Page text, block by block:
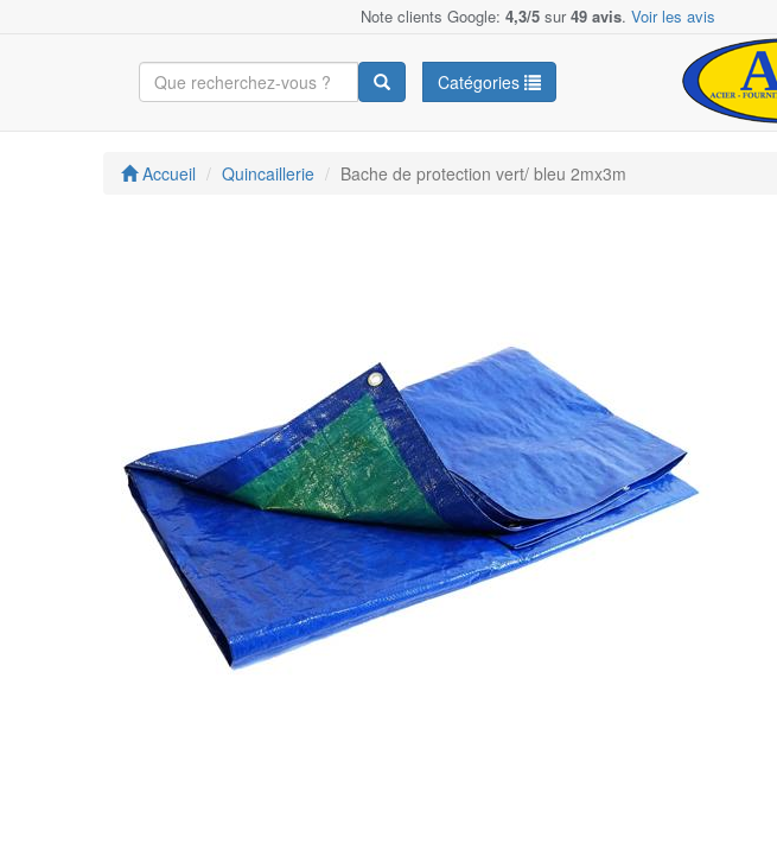
Note clients Google: 4,3/5 sur49 avis. Voir les avis
Catégories
Accueil Quincaillerie Bache de protection vert/ bleu 2mx3m